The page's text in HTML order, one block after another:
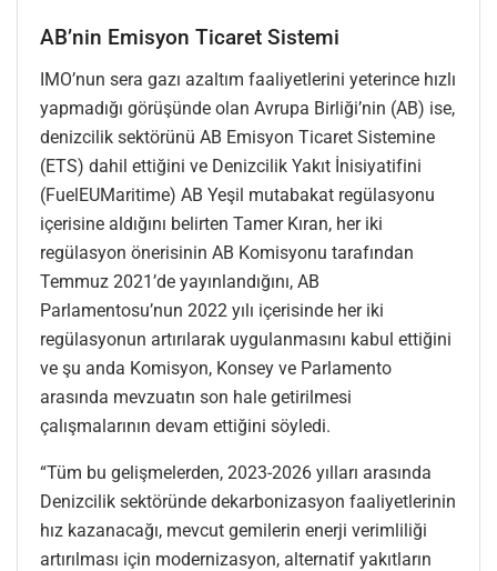
AB’nin Emisyon Ticaret Sistemi
IMO’nun sera gazı azaltım faaliyetlerini yeterince hızlı
yapmadığı görüşünde olan Avrupa Birliği’nin (AB) ise,
denizcilik sektörünü AB Emisyon Ticaret Sistemine
(ETS) dahil ettiğini ve Denizcilik Yakıt İnisiyatifini
(FuelEUMaritime) AB Yeşil mutabakat regülasyonu
içerisine aldığını belirten Tamer Kıran, her iki
regülasyon önerisinin AB Komisyonu tarafından
Temmuz 2021’de yayınlandığını, AB
Parlamentosu’nun 2022 yılı içerisinde her iki
regülasyonun artırılarak uygulanmasını kabul ettiğini
ve şu anda Komisyon, Konsey ve Parlamento
arasında mevzuatın son hale getirilmesi
çalışmalarının devam ettiğini söyledi.
“Tüm bu gelişmelerden, 2023-2026 yılları arasında
Denizcilik sektöründe dekarbonizasyon faaliyetlerinin
hız kazanacağı, mevcut gemilerin enerji verimliliği
artırılması için modernizasyon, alternatif yakıtların